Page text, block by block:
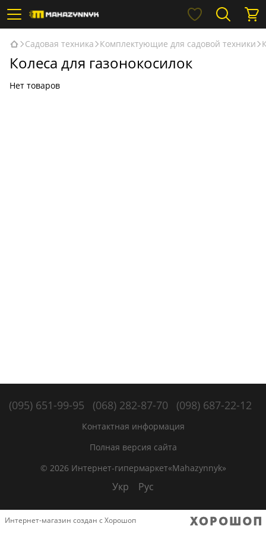
Садовая техника Комплектующие для садовой техники
Колеса для газонокосилок
Нет товаров
(095) 651-99-95 (068) 282-87-70 (098) 687-22-12
Контактная информация
Полная версия сайта
© 2026 Интернет-гипермаркет«Mahazynnyk»
Укр Рус
Интернет-магазин создан с Хорошоп